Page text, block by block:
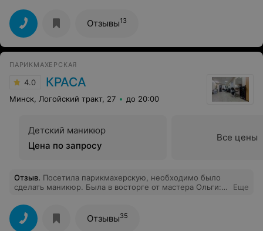
постоянной клиенткой,рекомендую всем!
Отзывы13
ПАРИКМАХЕРСКАЯ
4.0 КРАСА
Минск, Логойский тракт, 27 до 20:00
Детский маникюр
Цена по запросу
Все цены
Отзыв. Посетила парикмахерскую, необходимо было
сделать маникюр. Была в восторге от мастера Ольги:
предпочла.
Еще
Отзывы35